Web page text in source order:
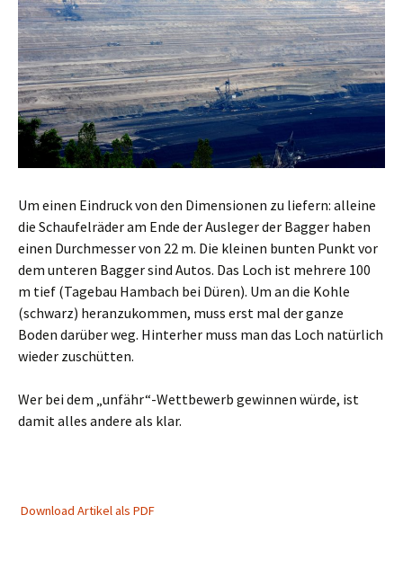
Um einen Eindruck von den Dimensionen zu liefern: alleine
die Schaufelräder am Ende der Ausleger der Bagger haben
einen Durchmesser von 22 m. Die kleinen bunten Punkt vor
dem unteren Bagger sind Autos. Das Loch ist mehrere 100
m tief (Tagebau Hambach bei Düren). Um an die Kohle
(schwarz) heranzukommen, muss erst mal der ganze
Boden darüber weg. Hinterher muss man das Loch natürlich
wieder zuschütten.
Wer bei dem „unfähr“-Wettbewerb gewinnen würde, ist
damit alles andere als klar.
Download Artikel als PDF